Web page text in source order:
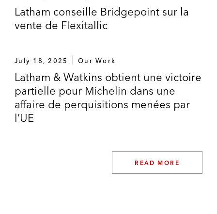
Latham conseille Bridgepoint sur la
vente de Flexitallic
July 18, 2025 Our Work
Latham & Watkins obtient une victoire
partielle pour Michelin dans une
affaire de perquisitions menées par
l’UE
READ MORE